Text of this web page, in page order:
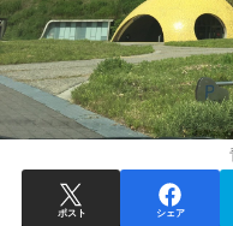
ポスト シェア